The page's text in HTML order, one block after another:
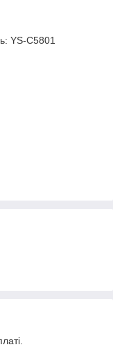
YS-C5801